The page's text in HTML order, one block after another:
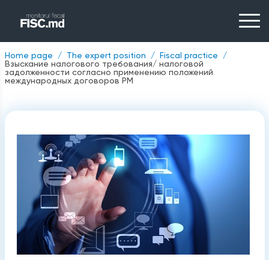
Home page The expert position
Fiscal practice
Взыскание налогового требования/ налоговой
задолженности согласно применению положений
международных договоров РМ